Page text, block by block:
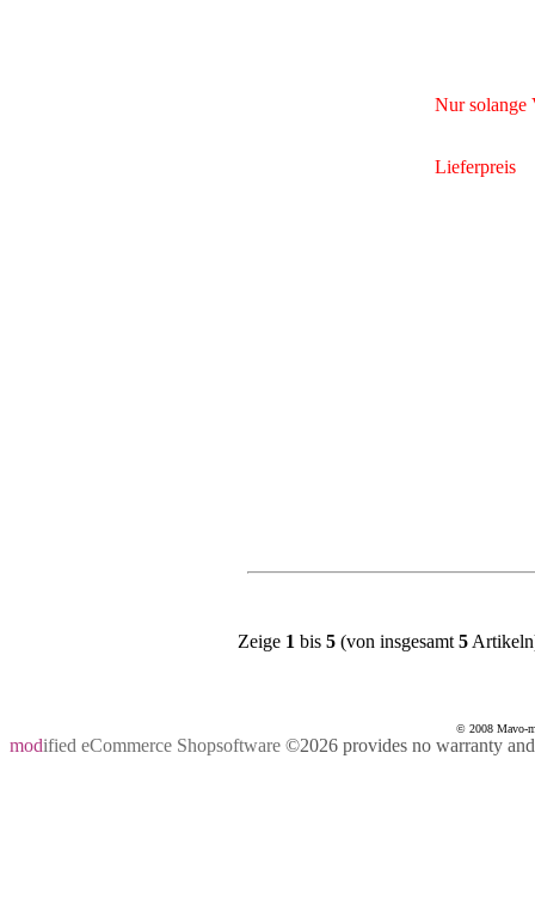
Nur solange
Lieferpreis
Zeige 1 bis 5 (von insgesamt 5
© 2008 Mavo-
modified eCommerce Shopsoftware ©2026 provides no warranty